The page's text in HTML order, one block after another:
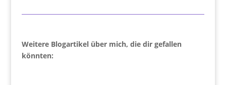
Weitere Blogartikel über mich, die dir gefallen
könnten: